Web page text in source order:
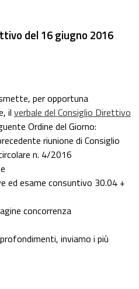
del 16 giugno 2016
per opportuna
il verbale del Consiglio Direttivo
Ordine del Giorno:
riunione di Consiglio
n. 4/2016
ed esame consuntivo 30.04 +
concorrenza
inviamo i più